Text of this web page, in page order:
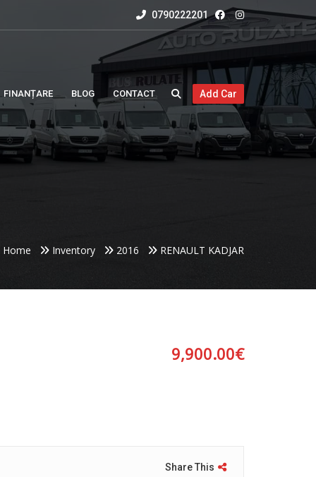
0790222201
FINANȚARE BLOG CONTACT Add Car
Home Inventory 2016 RENAULT KADJAR
9,900.00€
Share This